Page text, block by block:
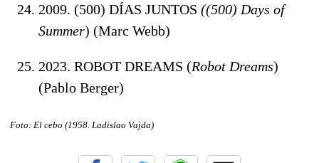
2009. (500) DÍAS JUNTOS ((500) Days of
Summer) (Marc Webb)
2023. ROBOT DREAMS (Robot Dreams)
(Pablo Berger)
Foto: El cebo (1958. Ladislao Vajda)